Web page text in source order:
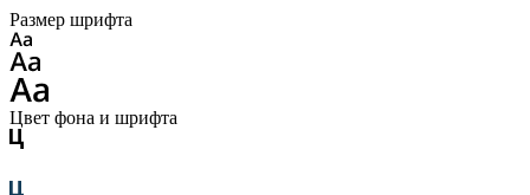
Размер шрифта
Цвет фона и шрифта